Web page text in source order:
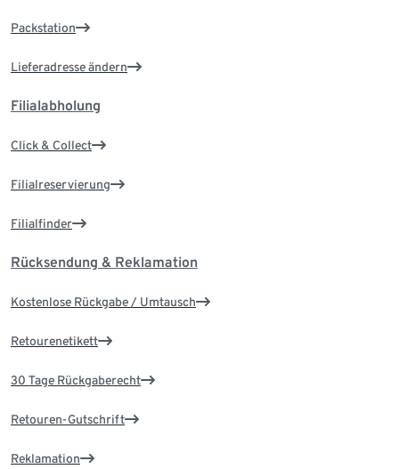
Packstation
Lieferadresse ändern
Filialabholung
Click & Collect
Filialreservierung
Filialfinder
Rücksendung & Reklamation
Kostenlose Rückgabe / Umtausch
Retourenetikett
30 Tage Rückgaberecht
Retouren-Gutschrift
Reklamation